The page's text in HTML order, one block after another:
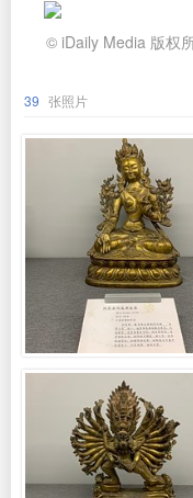
© iDaily Media 版权
39 张照片